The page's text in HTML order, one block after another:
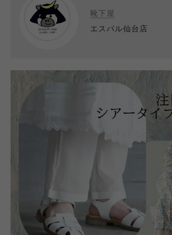
靴下屋
エスパル仙台店